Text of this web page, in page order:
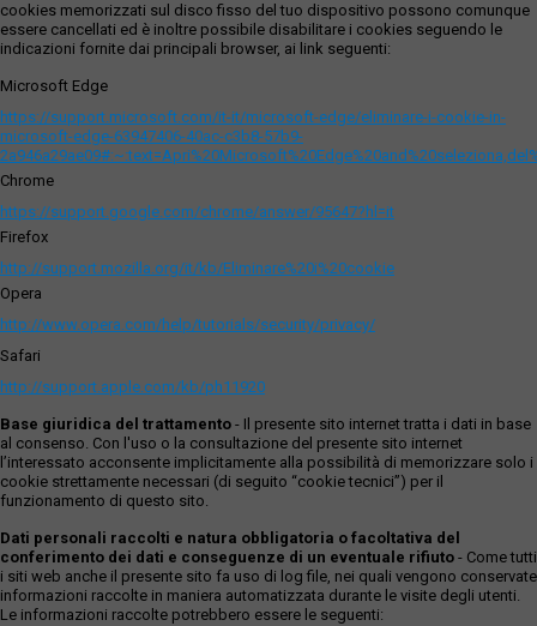
cookies memorizzati sul disco fisso del tuo dispositivo possono comunque
essere cancellati ed è inoltre possibile disabilitare i cookies seguendo le
indicazioni fornite dai principali browser, ai link seguenti:
Microsoft Edge
https://support.microsoft.com/it-it/microsoft-edge/eliminare-i-cookie-in-
microsoft-edge-63947406-40ac-c3b8-57b9-
Chrome
https://support.google.com/chrome/answer/95647?hl=it
Firefox
http://support.mozilla.org/it/kb/Eliminare%20i%20cookie
Opera
http://www.opera.com/help/tutorials/security/privacy/
Safari
http://support.apple.com/kb/ph11920
Base giuridica del trattamento - Il presente sito internet tratta i dati in base
al consenso. Con l'uso o la consultazione del presente sito internet
l’interessato acconsente implicitamente alla possibilità di memorizzare solo i
cookie strettamente necessari (di seguito “cookie tecnici”) per il
funzionamento di questo sito.
Dati personali raccolti e natura obbligatoria o facoltativa del
conferimento dei dati e conseguenze di un eventuale rifiuto - Come tutti
i siti web anche il presente sito fa uso di log file, nei quali vengono conservate
informazioni raccolte in maniera automatizzata durante le visite degli utenti.
Le informazioni raccolte potrebbero essere le seguenti: